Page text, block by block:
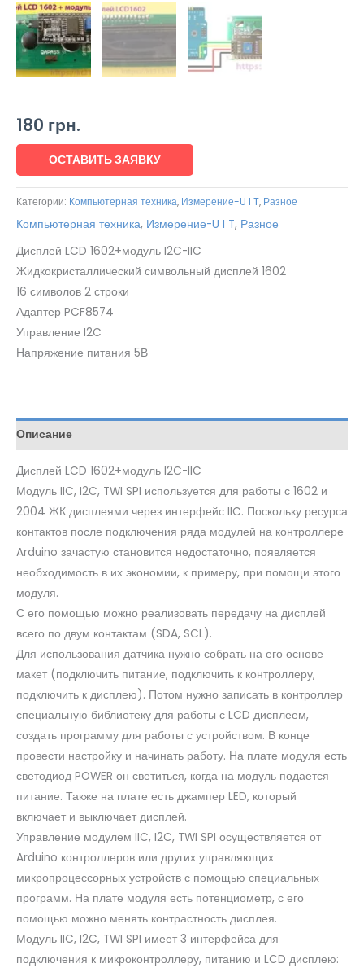
180 грн.
ОСТАВИТЬ ЗАЯВКУ
Категории: Компьютерная техника, Измерение-U I T, Разное
Компьютерная техника, Измерение-U I T, Разное
Дисплей LCD 1602+модуль I2C-IIC
Жидкокристаллический символьный дисплей 1602
16 символов 2 строки
Адаптер PCF8574
Управление I2C
Напряжение питания 5В
Описание
Дисплей LCD 1602+модуль I2C-IIC
Модуль IIC, I2C, TWI SPI используется для работы с 1602 и
2004 ЖК дисплеями через интерфейс IIC. Поскольку ресурса
контактов после подключения ряда модулей на контроллере
Arduino зачастую становится недостаточно, появляется
необходимость в их экономии, к примеру, при помощи этого
модуля.
С его помощью можно реализовать передачу на дисплей
всего по двум контактам (SDA, SCL).
Для использования датчика нужно собрать на его основе
макет (подключить питание, подключить к контроллеру,
подключить к дисплею). Потом нужно записать в контроллер
специальную библиотеку для работы с LCD дисплеем,
создать программу для работы с устройством. В конце
провести настройку и начинать работу. На плате модуля есть
светодиод POWER он светиться, когда на модуль подается
питание. Также на плате есть джампер LED, который
включает и выключает дисплей.
Управление модулем IIC, I2C, TWI SPI осуществляется от
Arduino контроллеров или других управляющих
микропроцессорных устройств с помощью специальных
программ. На плате модуля есть потенциометр, с его
помощью можно менять контрастность дисплея.
Модуль IIC, I2C, TWI SPI имеет 3 интерфейса для
подключения к микроконтроллеру, питанию и LCD дисплею: